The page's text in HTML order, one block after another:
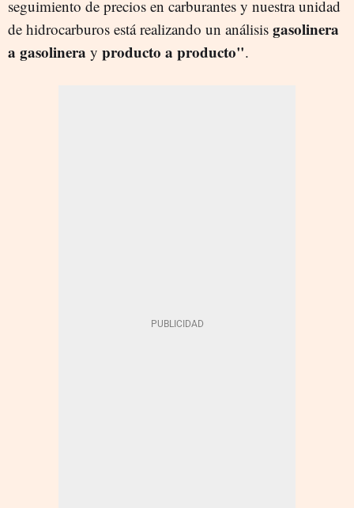
seguimiento de precios en carburantes y nuestra unidad
de hidrocarburos está realizando un análisis gasolinera
a gasolinera y producto a producto".